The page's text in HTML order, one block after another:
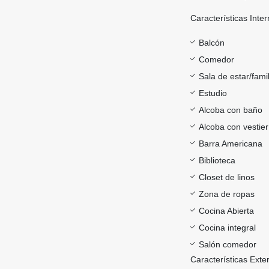
Características
Balcón
Comedor
Sala de estar/
Estudio
Alcoba con baño
Alcoba con vestier
Barra Americana
Biblioteca
Closet de linos
Zona de ropas
Cocina Abierta
Cocina integral
Salón comedor
Características